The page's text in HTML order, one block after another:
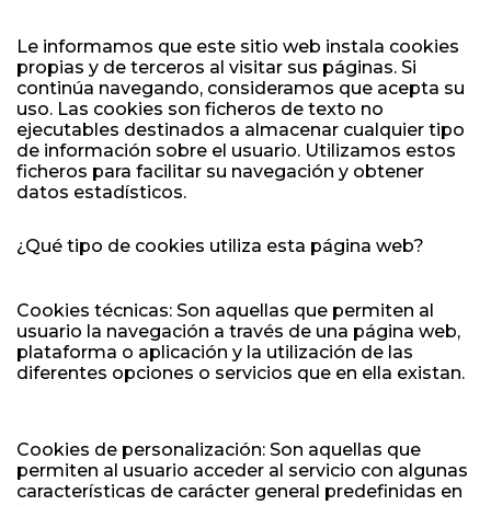
Le informamos que este sitio web instala cookies
propias y de terceros al visitar sus páginas. Si
continúa navegando, consideramos que acepta su
uso. Las cookies son ficheros de texto no
ejecutables destinados a almacenar cualquier tipo
de información sobre el usuario. Utilizamos estos
ficheros para facilitar su navegación y obtener
datos estadísticos.
¿Qué tipo de cookies utiliza esta página web?
Cookies técnicas: Son aquellas que permiten al
usuario la navegación a través de una página web,
plataforma o aplicación y la utilización de las
diferentes opciones o servicios que en ella existan.
Cookies de personalización: Son aquellas que
permiten al usuario acceder al servicio con algunas
características de carácter general predefinidas en